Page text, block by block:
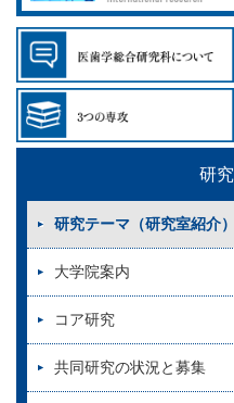
研
研究テーマ（研究室紹介）
大学院案内
コア研究
共同研究の状況と募集